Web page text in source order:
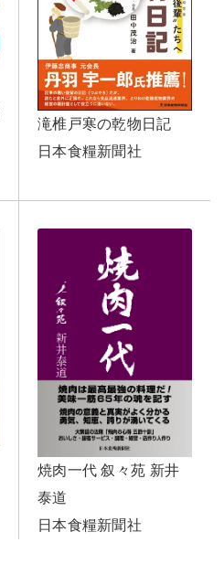
滝椎戸寒の乾物日記
日本食糧新聞社
焼肉一代 叙々苑 新井
泰道
日本食糧新聞社